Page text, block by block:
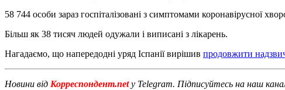
58 744 особи зараз госпіталізовані з симптомами коронавірусної
Більш як 38 тисяч людей одужали і виписані з лікарень.
Нагадаємо, що напередодні уряд Іспанії вирішив продовжити
Новини від Корреспондент.net у Telegram. Підписуйтесь на наш